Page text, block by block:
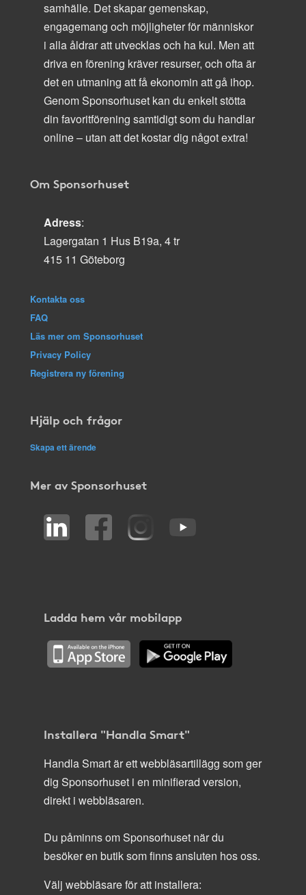
samhälle. Det skapar gemenskap,
engagemang och möjligheter för människor
i alla åldrar att utvecklas och ha kul. Men att
driva en förening kräver resurser, och ofta är
det en utmaning att få ekonomin att gå ihop.
Genom Sponsorhuset kan du enkelt stötta
din favoritförening samtidigt som du handlar
online – utan att det kostar dig något extra!
Om Sponsorhuset
Adress:
Lagergatan 1 Hus B19a, 4 tr
415 11 Göteborg
Kontakta oss
FAQ
Läs mer om Sponsorhuset
Privacy Policy
Registrera ny förening
Hjälp och frågor
Skapa ett ärende
Mer av Sponsorhuset
Ladda hem vår mobilapp
Installera "Handla Smart"
Handla Smart är ett webbläsartillägg som ger
dig Sponsorhuset i en minifierad version,
direkt i webbläsaren.
Du påminns om Sponsorhuset när du
besöker en butik som finns ansluten hos oss.
Välj webbläsare för att installera: